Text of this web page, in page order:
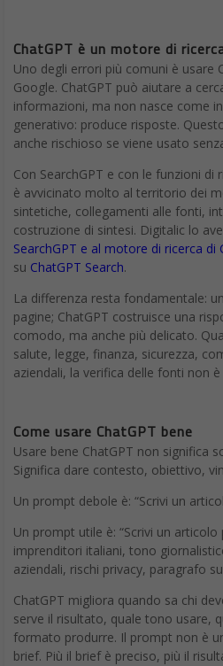
ChatGPT è un motore di
Uno degli errori più comuni è usare
Google. ChatGPT può aiutare a
informazioni, ma non nasce come
generativo: produce risposte.
anche rischioso se viene usato
Con SearchGPT e con le funzioni di
è avvicinato molto al territorio dei
sintetiche, collegamenti alle fonti,
costruzione di sintesi. Digitalic lo
SearchGPT e al motore di ricerca di
su ChatGPT Search.
La differenza resta fondamentale:
pagine; ChatGPT costruisce una
comodo, ma anche più delicato.
salute, legge, finanza, sicurezza,
aziendali, la verifica delle fonti non
Come usare ChatGPT bene
Usare bene ChatGPT non significa
Significa dare contesto, obiettivo,
Un prompt debole è: “Scrivi un
Un prompt utile è: “Scrivi un articolo
imprenditori italiani, tono
aziendali, rischi privacy, paragrafo
ChatGPT migliora quando sa chi
serve il risultato, quale tono usare,
formato produrre. Il prompt non è
brief. Più il brief è preciso, più il